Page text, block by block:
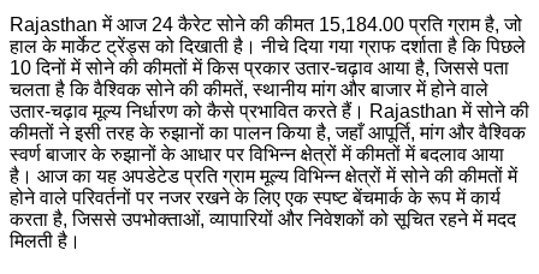
Rajasthan में आज 24 कैरेट सोने की कीमत 15,184.00 प्रति ग्राम है, जो
हाल के मार्केट ट्रेंड्स को दिखाती है। नीचे दिया गया ग्राफ दर्शाता है कि पिछले
10 दिनों में सोने की कीमतों में किस प्रकार उतार-चढ़ाव आया है, जिससे पता
चलता है कि वैश्विक सोने की कीमतें, स्थानीय मांग और बाजार में होने वाले
उतार-चढ़ाव मूल्य निर्धारण को कैसे प्रभावित करते हैं। Rajasthan में सोने की
कीमतों ने इसी तरह के रुझानों का पालन किया है, जहाँ आपूर्ति, मांग और वैश्विक
स्वर्ण बाजार के रुझानों के आधार पर विभिन्न क्षेत्रों में कीमतों में बदलाव आया
है। आज का यह अपडेटेड प्रति ग्राम मूल्य विभिन्न क्षेत्रों में सोने की कीमतों में
होने वाले परिवर्तनों पर नजर रखने के लिए एक स्पष्ट बेंचमार्क के रूप में कार्य
करता है, जिससे उपभोक्ताओं, व्यापारियों और निवेशकों को सूचित रहने में मदद
मिलती है।